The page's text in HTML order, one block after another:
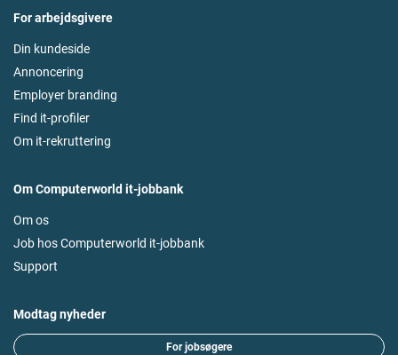
For arbejdsgivere
Din kundeside
Annoncering
Employer branding
Find it-profiler
Om it-rekruttering
Om Computerworld it-jobbank
Om os
Job hos Computerworld it-jobbank
Support
Modtag nyheder
For jobsøgere